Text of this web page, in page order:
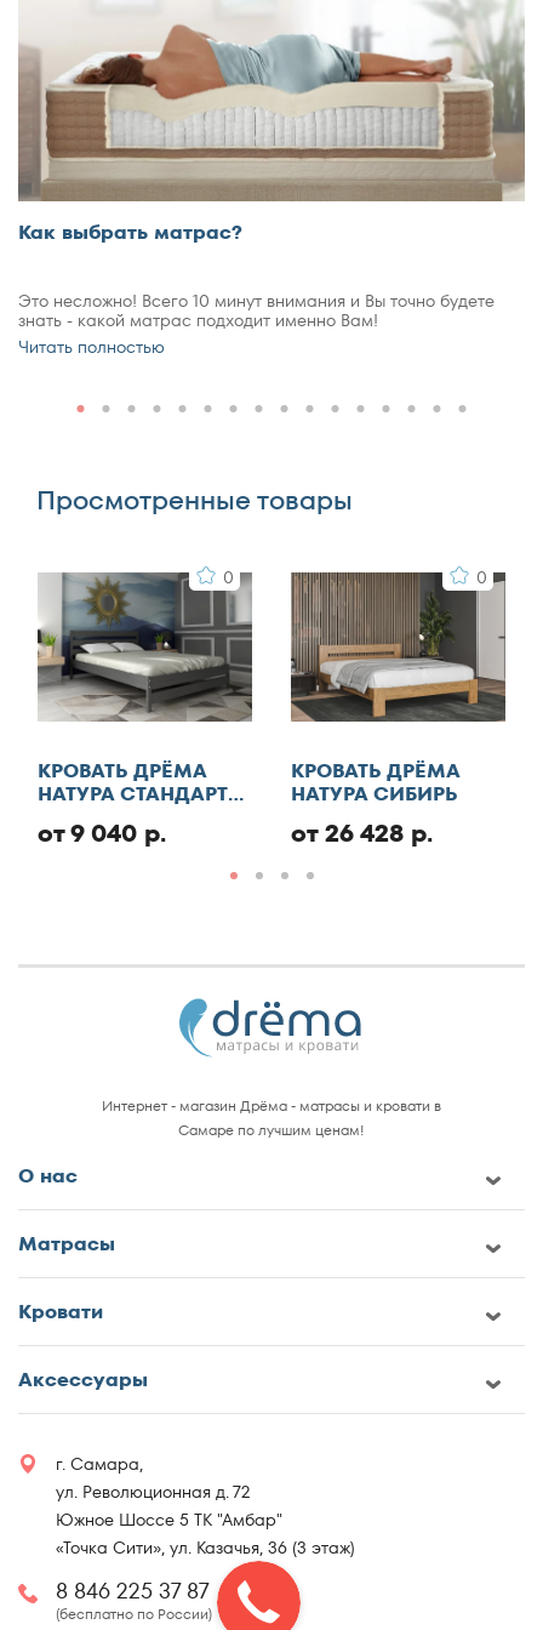
70х150
70х160
70х170
70х180
70х190
70х200
75x175
75x195
80x120
80x130
80x140
80x150
80x160
80x190
80x200
80х120
80х130
80х150
80х160
80х170
80х180
Как выбрать матрас?
Это несложно! Всего 10 минут внимания и Вы точно будете
знать - какой матрас подходит именно Вам!
Читать полностью
Просмотренные товары
0
КРОВАТЬ ДРЁМА
НАТУРА СТАНДАРТ
от 9 040 р.
0
КРОВАТЬ ДРЁМА
НАТУРА СИБИРЬ
от 26 428 р.
Интернет - магазин Дрёма - матрасы и кровати в
Самаре по лучшим ценам!
О нас
Матрасы
Кровати
Аксессуары
г. Самара,
ул. Революционная д. 72
Южное Шоссе 5 ТК "Амбар"
«Точка Сити», ул. Казачья, 36 (3 этаж)
8 846 225 37 87
(бесплатно по России)